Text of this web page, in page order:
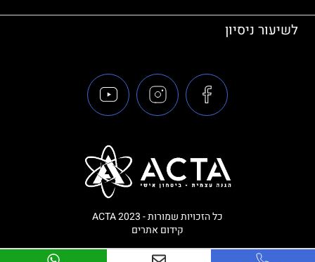
לשיעור ניסיון
כל הזכויות שמורות - ACTA 2023
קידום אתרים